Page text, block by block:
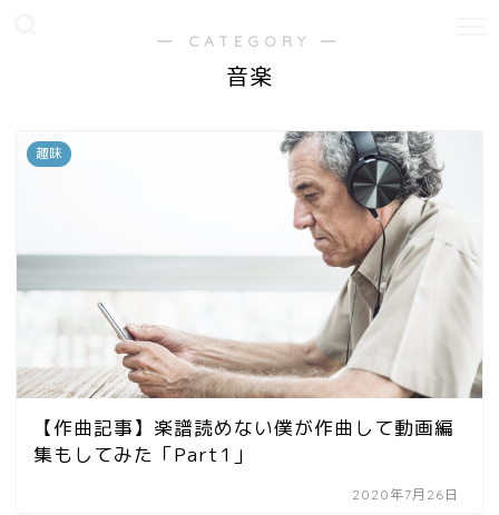
― CATEGORY ―
音楽
趣味
【作曲記事】楽譜読めない僕が作曲して動画編
集もしてみた「Part1」
2020年7月26日